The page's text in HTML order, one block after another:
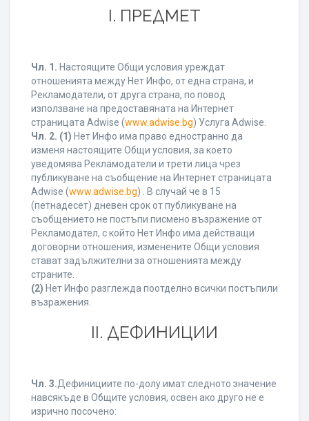
І. ПРЕДМЕТ
Чл. 1. Настоящите Общи условия уреждат
отношенията между Нет Инфо, от една страна, и
Рекламодатели, от друга страна, по повод
използване на предоставяната на Интернет
страницата Adwise (www.adwise.bg) Услуга Adwise.
Чл. 2. (1) Нет Инфо има право едностранно да
изменя настоящите Общи условия, за което
уведомява Рекламодатели и трети лица чрез
публикуване на съобщение на Интернет страницата
Adwise (www.adwise.bg) . В случай че в 15
(петнадесет) дневен срок от публикуване на
съобщението не постъпи писмено възражение от
Рекламодател, с който Нет Инфо има действащи
договорни отношения, изменените Общи условия
стават задължителни за отношенията между
страните.
(2) Нет Инфо разглежда поотделно всички постъпили
възражения.
ІІ. ДЕФИНИЦИИ
Чл. 3.Дефинициите по-долу имат следното значение
навсякъде в Общите условия, освен ако друго не е
изрично посочено: